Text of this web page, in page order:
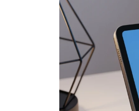
Zoek je de beste
2026 voor je
het beste bij jou past!
Samsung
- Gray –